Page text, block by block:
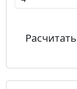
Расчитать